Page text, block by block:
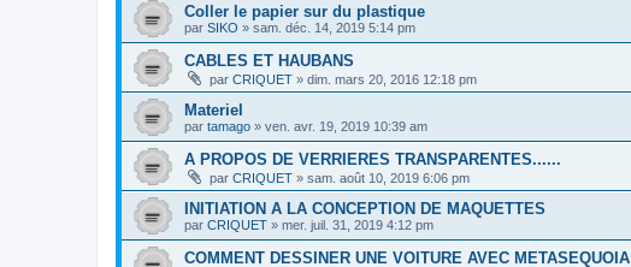
Coller le papier sur du plastique
par SIKO » sam. déc. 14, 2019 5:14 pm
CABLES ET HAUBANS
par CRIQUET » dim. mars 20, 2016 12:18 pm
Materiel
par tamago » ven. avr. 19, 2019 10:39 am
A PROPOS DE VERRIERES TRANSPARENTES......
par CRIQUET » sam. août 10, 2019 6:06 pm
INITIATION A LA CONCEPTION DE MAQUETTES
par CRIQUET » mer. juil. 31, 2019 4:12 pm
COMMENT DESSINER UNE VOITURE AVEC METASEQUOIA